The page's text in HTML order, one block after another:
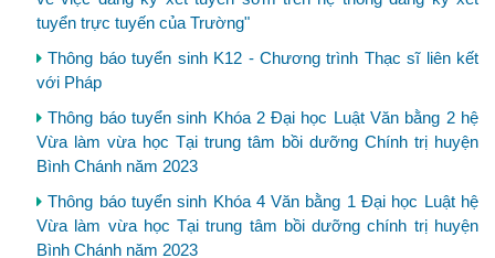
tuyển trực tuyến của Trường"
Thông báo tuyển sinh K12 - Chương trình Thạc sĩ liên kết
với Pháp
Thông báo tuyển sinh Khóa 2 Đại học Luật Văn bằng 2 hệ
Vừa làm vừa học Tại trung tâm bồi dưỡng Chính trị huyện
Bình Chánh năm 2023
Thông báo tuyển sinh Khóa 4 Văn bằng 1 Đại học Luật hệ
Vừa làm vừa học Tại trung tâm bồi dưỡng chính trị huyện
Bình Chánh năm 2023